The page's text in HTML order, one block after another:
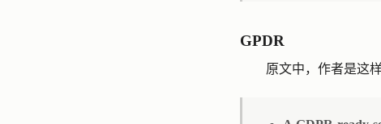
GPDR
原文中，作者是这